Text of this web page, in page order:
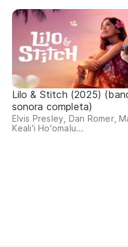
Lilo & Stitch (2025)
sonora completa)
Elvis Presley, Dan Romer,
Keali'i Ho'omalu...